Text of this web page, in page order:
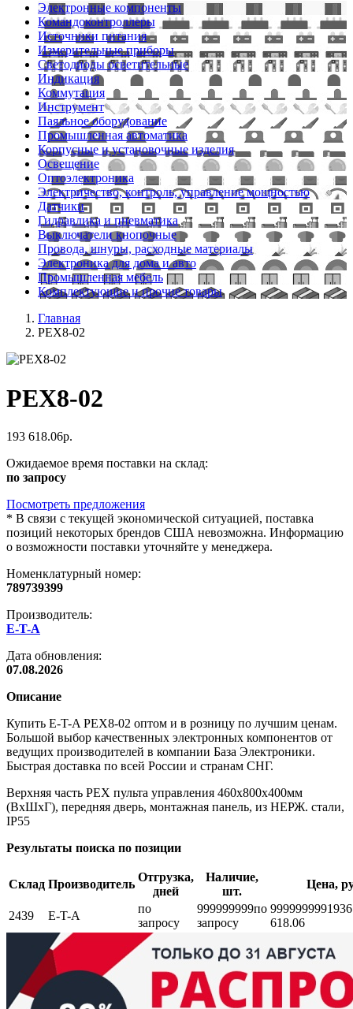
Электронные компоненты
Командоконтроллеры
Источники питания
Измерительные приборы
Светодиоды осветительные
Индикация
Коммутация
Инструмент
Паяльное оборудование
Промышленная автоматика
Корпусные и установочные изделия
Освещение
Оптоэлектроника
Электричество, контроль, управление мощностью
Датчики
Гидравлика и пневматика
Выключатели кнопочные
Провода, шнуры, расходные материалы
Электроника для дома и авто
Промышленная мебель
Комплектующие и прочие товары
Главная
PEX8-02
PEX8-02
193 618.06р.
Ожидаемое время поставки на склад:
по запросу
Посмотреть предложения
* В связи с текущей экономической ситуацией, поставка
позиций некоторых брендов США невозможна. Информацию
о возможности поставки уточняйте у менеджера.
Номенклатурный номер:
789739399
Производитель:
E-T-A
Дата обновления:
07.08.2026
Описание
Купить E-T-A PEX8-02 оптом и в розницу по лучшим ценам.
Большой выбор качественных электронных компонентов от
ведущих производителей в компании База Электроники.
Быстрая доставка по всей России и странам СНГ.
Верxняя часть PEX пульта управления 460x800x400мм
(ВxШxГ), передняя дверь, монтажная панель, из НЕРЖ. стали,
IP55
Результаты поиска по позиции
Склад Производитель
Отгрузка,
дней
Наличие,
шт.
Цена,
2439 E-T-A
по
запросу
999999999по
запросу
999999999
618.06